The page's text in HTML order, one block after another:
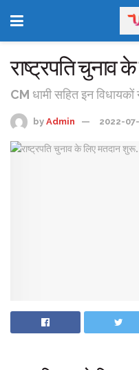
राष्ट्रपति चुनाव
CM धामी सहित इन विधायकों
by Admin 2022-